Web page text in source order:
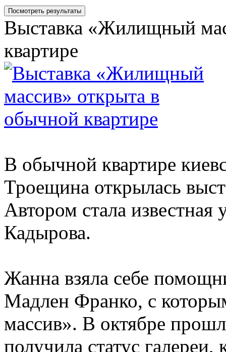
Посмотреть результаты
Выставка «Жилищный
квартире
В обычной квартире
Троещина открылась
Автором стала
Кадырова.
Жанна взяла себе
Мадлен Франко, с
массив». В октябре
получила статус